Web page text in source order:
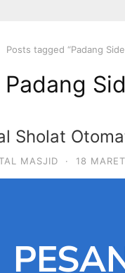
Posts tagged “Padang
Padang
Sholat
MASJID · 18